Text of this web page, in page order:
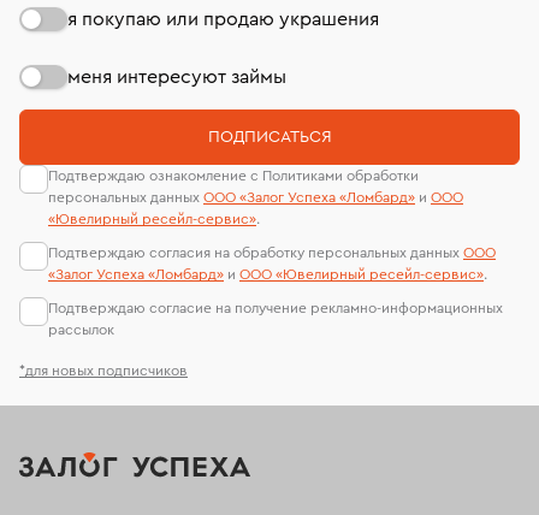
*для новых подписчиков
я покупаю или продаю украшения
меня интересуют займы
ПОДПИСАТЬСЯ
Подтверждаю ознакомление с Политиками обработки
персональных данных ООО «Залог Успеха «Ломбард» и ООО
«Ювелирный ресейл-сервиc».
Подтверждаю согласия на обработку персональных данных ООО
«Залог Успеха «Ломбард» и ООО «Ювелирный ресейл-сервиc».
Подтверждаю согласие на получение рекламно-информационных
рассылок